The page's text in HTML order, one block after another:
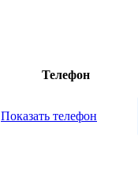
Телефон
Показать телефон